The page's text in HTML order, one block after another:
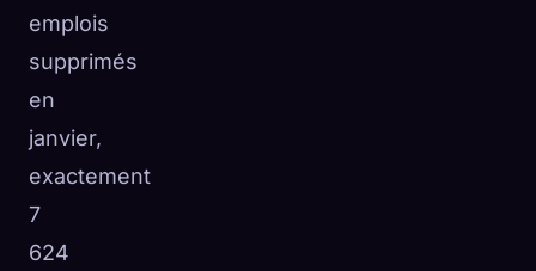
emplois
supprimés
en
janvier,
exactement
7
624